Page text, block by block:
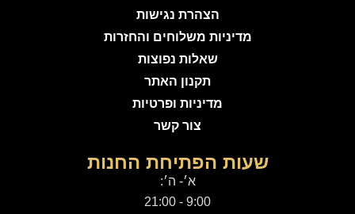
הצהרת נגישות
מדיניות משלוחים והחזרות
שאלות נפוצות
תקנון האתר
מדיניות ופרטיות
צור קשר
שעות הפתיחת החנות
א׳- ה׳:
9:00 - 21:00